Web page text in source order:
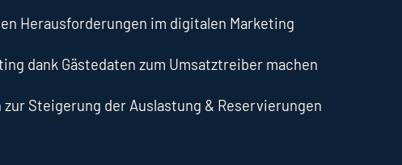
Herausforderungen im digitalen Marketing
dank Gästedaten zum Umsatztreiber machen
Steigerung der Auslastung & Reservierungen